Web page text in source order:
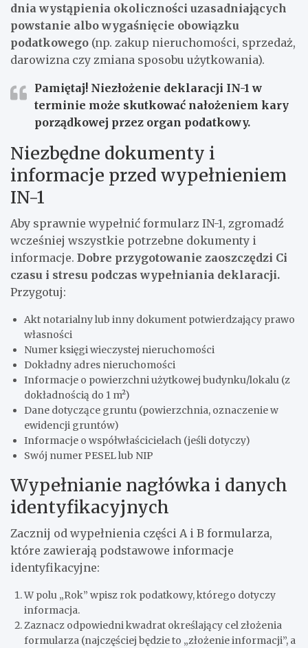
dnia wystąpienia okoliczności uzasadniających
powstanie albo wygaśnięcie obowiązku
podatkowego (np. zakup nieruchomości, sprzedaż,
darowizna czy zmiana sposobu użytkowania).
Pamiętaj! Niezłożenie deklaracji IN-1 w
terminie może skutkować nałożeniem kary
porządkowej przez organ podatkowy.
Niezbędne dokumenty i
informacje przed wypełnieniem
IN-1
Aby sprawnie wypełnić formularz IN-1, zgromadź
wcześniej wszystkie potrzebne dokumenty i
informacje. Dobre przygotowanie zaoszczędzi Ci
czasu i stresu podczas wypełniania deklaracji.
Przygotuj:
Akt notarialny lub inny dokument potwierdzający prawo
własności
Numer księgi wieczystej nieruchomości
Dokładny adres nieruchomości
Informacje o powierzchni użytkowej budynku/lokalu (z
dokładnością do 1 m²)
Dane dotyczące gruntu (powierzchnia, oznaczenie w
ewidencji gruntów)
Informacje o współwłaścicielach (jeśli dotyczy)
Swój numer PESEL lub NIP
Wypełnianie nagłówka i danych
identyfikacyjnych
Zacznij od wypełnienia części A i B formularza,
które zawierają podstawowe informacje
identyfikacyjne:
W polu „Rok” wpisz rok podatkowy, którego dotyczy
informacja.
Zaznacz odpowiedni kwadrat określający cel złożenia
formularza (najczęściej będzie to „złożenie informacji”, a